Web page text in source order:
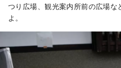
つり広場、観光案内所前の広場な
よ。